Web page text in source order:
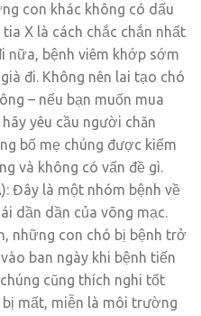
con khác không có dấu
X là cách chắc chắn nhất
nữa, bệnh viêm khớp sớm
đi. Không nên lai tạo chó
– nếu bạn muốn mua
yêu cầu người chăn
bố mẹ chúng được kiểm
và không có vấn đề gì.
Đây là một nhóm bệnh về
dần dần của võng mạc.
những con chó bị bệnh trở
ban ngày khi bệnh tiến
cũng thích nghi tốt
mất, miễn là môi trường